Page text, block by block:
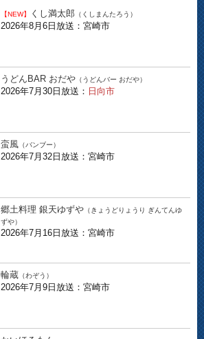
【NEW】 くし満太郎 （くしまんたろう）
2026年8月6日放送：宮崎市
うどんBAR おだや （うどんバー おだや）
2026年7月30日放送： 日向市
蛮風 （バンブー）
2026年7月32日放送：宮崎市
郷土料理 銀天ゆずや （きょうどりょうり ぎんてんゆ
ずや）
2026年7月16日放送：宮崎市
輪蔵 （わぞう）
2026年7月9日放送：宮崎市